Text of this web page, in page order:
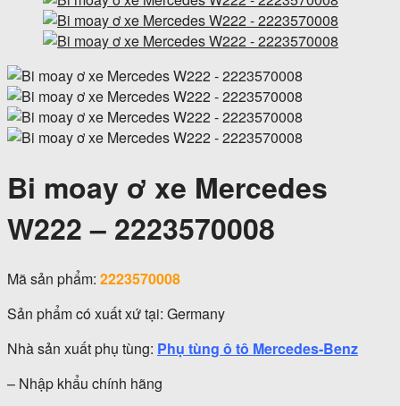
Bi moay ơ xe Mercedes
W222 – 2223570008
Mã sản phẩm: 2223570008
Sản phẩm có xuất xứ tại: Germany
Nhà sản xuất phụ tùng: Phụ tùng ô tô Mercedes-Benz
– Nhập khẩu chính hãng